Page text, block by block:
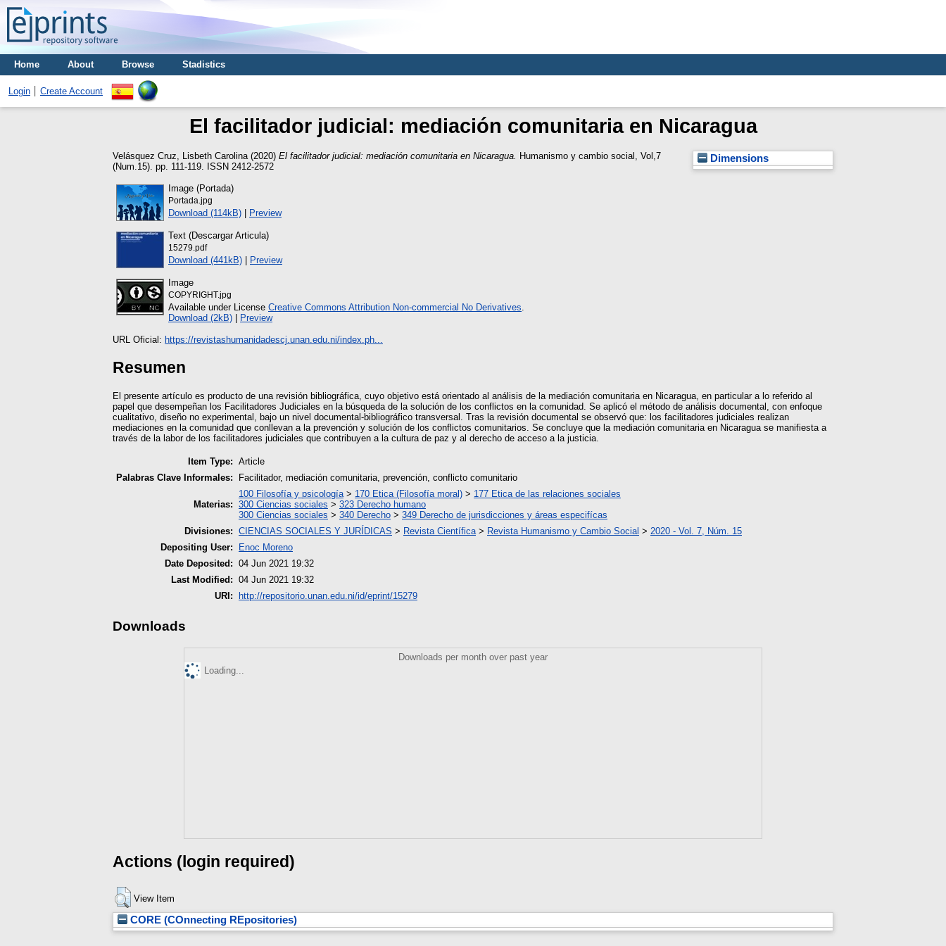
Home About Browse Stadistics
Login Create Account
El facilitador judicial: mediación comunitaria en Nicaragua
Dimensions
Velásquez Cruz, Lisbeth Carolina (2020) El facilitador judicial: mediación comunitaria en Nicaragua.
Humanismo y cambio social, Vol,7
(Num.15). pp. 111-119. ISSN 2412-2572
Image (Portada)
Portada.jpg
Download (114kB) | Preview
Text (Descargar Articula)
15279.pdf
Download (441kB) | Preview
Image
COPYRIGHT.jpg
Available under License Creative Commons Attribution Non-commercial No Derivatives
Download (2kB) | Preview
URL Oficial: https://revistashumanidadescj.unan.edu.ni/index.ph...
Resumen
El presente artículo es producto de una revisión bibliográfica, cuyo objetivo está orientado al análisis de la mediación comunitaria en Nicaragua, en particular a lo referido al
papel que desempeñan los Facilitadores Judiciales en la búsqueda de la solución de los conflictos en la comunidad. Se aplicó el método de análisis documental, con enfoque
cualitativo, diseño no experimental, bajo un nivel documental-bibliográfico transversal. Tras la revisión documental se observó que: los facilitadores judiciales realizan
mediaciones en la comunidad que conllevan a la prevención y solución de los conflictos comunitarios. Se concluye que la mediación comunitaria en Nicaragua se manifiesta a
través de la labor de los facilitadores judiciales que contribuyen a la cultura de paz y al derecho de acceso a la justicia.
Item Type: Article
Palabras Clave Informales:
Facilitador, mediación comunitaria, prevención, conflicto comunitario
Materias:
100 Filosofía y psicología > 170 Etica (Filosofía moral) > 177 Etica de las relaciones sociales
300 Ciencias sociales > 323 Derecho humano
300 Ciencias sociales > 340 Derecho > 349 Derecho de jurisdicciones y áreas especifícas
Divisiones: CIENCIAS SOCIALES Y JURÍDICAS > Revista Científica > Revista Humanismo y Cambio Social > 2020 - Vol. 7, Núm. 15
Depositing User:
Enoc Moreno
Date Deposited: 04 Jun 2021 19:32
Last Modified: 04 Jun 2021 19:32
URI:
http://repositorio.unan.edu.ni/id/eprint/15279
Downloads
Downloads per month over past year
Loading...
Actions (login required)
View Item
CORE (COnnecting REpositories)